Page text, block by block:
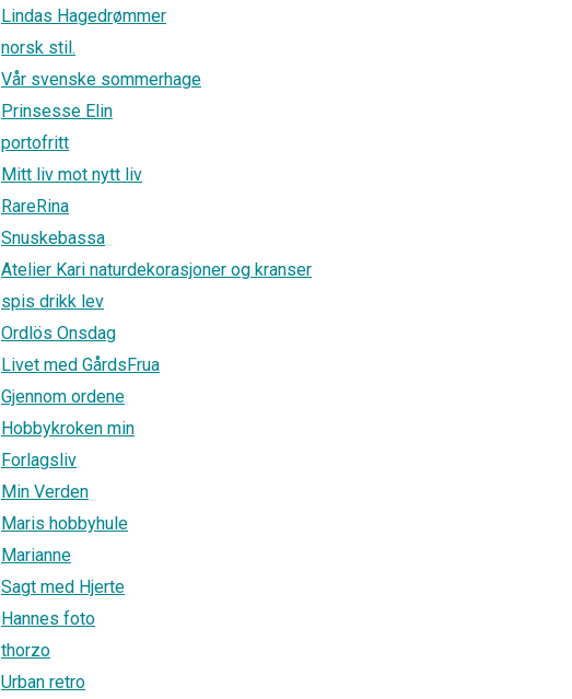
Lindas Hagedrømmer
norsk stil.
Vår svenske sommerhage
Prinsesse Elin
portofritt
Mitt liv mot nytt liv
RareRina
Snuskebassa
Atelier Kari naturdekorasjoner og kranser
spis drikk lev
Ordlös Onsdag
Livet med GårdsFrua
Gjennom ordene
Hobbykroken min
Forlagsliv
Min Verden
Maris hobbyhule
Marianne
Sagt med Hjerte
Hannes foto
thorzo
Urban retro